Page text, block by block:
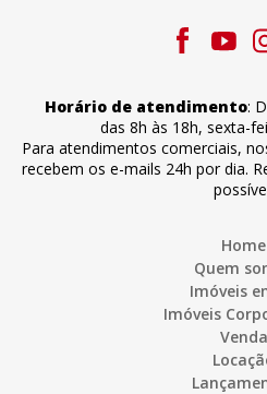
Horário de atendimento:
das 8h às 18h, sexta-
Para atendimentos comerciais,
recebem os e-mails 24h por dia.
Home
Quem
Imóveis
Imóveis
Venda